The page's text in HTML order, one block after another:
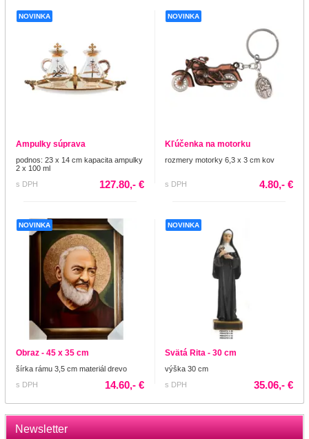
Newsletter
NOVINKA
Ampulky súprava
podnos: 23 x 14 cm kapacita ampulky
2 x 100 ml
s DPH
127.80,- €
NOVINKA
Kľúčenka na motorku
rozmery motorky 6,3 x 3 cm kov
s DPH 4.80,- €
NOVINKA
Obraz - 45 x 35 cm
šírka rámu 3,5 cm materiál drevo
s DPH
14.60,- €
NOVINKA
Svätá Rita - 30 cm
výška 30 cm
s DPH
35.06,- €